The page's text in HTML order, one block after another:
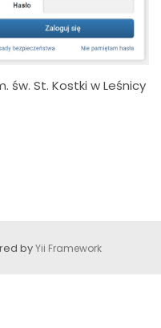
św. St. Kostki w Leśnicy
byYii Framework